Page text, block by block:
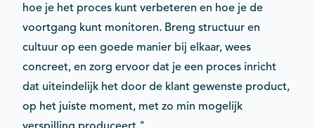
hoe je het proces kunt verbeteren en hoe je de
voortgang kunt monitoren. Breng structuur en
cultuur op een goede manier bij elkaar, wees
concreet, en zorg ervoor dat je een proces inricht
dat uiteindelijk het door de klant gewenste product,
op het juiste moment, met zo min mogelijk